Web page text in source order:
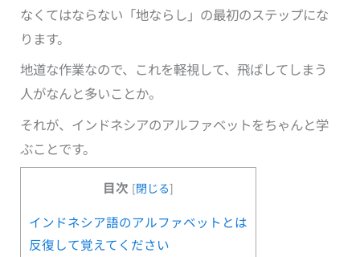
なくてはならない「地ならし」の最初のステップにな
ります。
地道な作業なので、これを軽視して、飛ばしてしまう
人がなんと多いことか。
それが、インドネシアのアルファベットをちゃんと学
ぶことです。
目次 [閉じる]
インドネシア語のアルファベットとは
反復して覚えてください